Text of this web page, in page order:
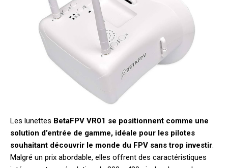
Les lunettes BetaFPV VR01 se positionnent comme une
solution d’entrée de gamme, idéale pour les pilotes
souhaitant découvrir le monde du FPV sans trop investir.
Malgré un prix abordable, elles offrent des caractéristiques